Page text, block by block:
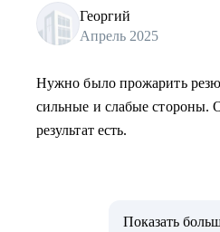
Георгий
Апрель 2025
Нужно было прожарить
сильные и слабые стороны.
результат есть.
Показать